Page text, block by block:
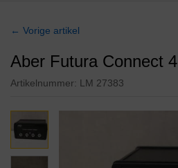
← Vorige artikel
Aber Futura Connect
Artikelnummer: LM 27383